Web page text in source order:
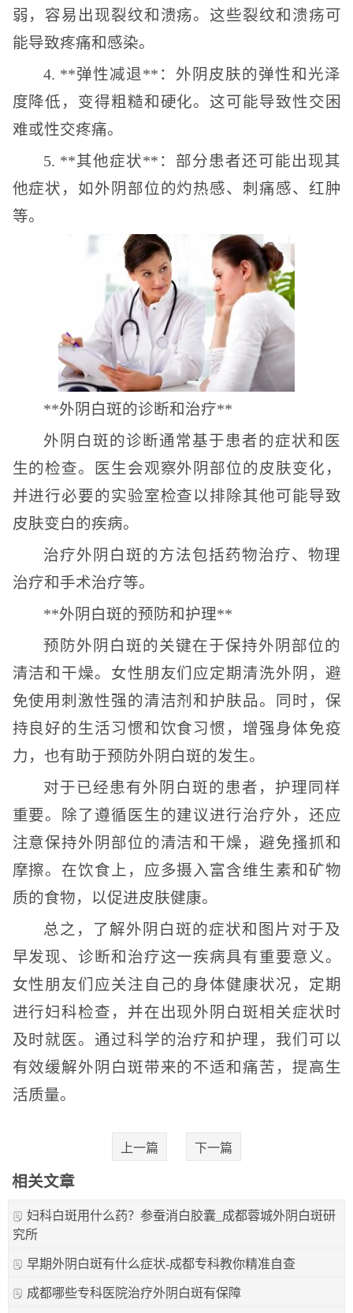
弱，容易出现裂纹和溃疡。这些裂纹和溃疡可
能导致疼痛和感染。
4. **弹性减退**：外阴皮肤的弹性和光泽
度降低，变得粗糙和硬化。这可能导致性交困
难或性交疼痛。
5. **其他症状**：部分患者还可能出现其
他症状，如外阴部位的灼热感、刺痛感、红肿
等。
**外阴白斑的诊断和治疗**
外阴白斑的诊断通常基于患者的症状和医
生的检查。医生会观察外阴部位的皮肤变化，
并进行必要的实验室检查以排除其他可能导致
皮肤变白的疾病。
治疗外阴白斑的方法包括药物治疗、物理
治疗和手术治疗等。
**外阴白斑的预防和护理**
预防外阴白斑的关键在于保持外阴部位的
清洁和干燥。女性朋友们应定期清洗外阴，避
免使用刺激性强的清洁剂和护肤品。同时，保
持良好的生活习惯和饮食习惯，增强身体免疫
力，也有助于预防外阴白斑的发生。
对于已经患有外阴白斑的患者，护理同样
重要。除了遵循医生的建议进行治疗外，还应
注意保持外阴部位的清洁和干燥，避免搔抓和
摩擦。在饮食上，应多摄入富含维生素和矿物
质的食物，以促进皮肤健康。
总之，了解外阴白斑的症状和图片对于及
早发现、诊断和治疗这一疾病具有重要意义。
女性朋友们应关注自己的身体健康状况，定期
进行妇科检查，并在出现外阴白斑相关症状时
及时就医。通过科学的治疗和护理，我们可以
有效缓解外阴白斑带来的不适和痛苦，提高生
活质量。
上一篇 下一篇
相关文章
妇科白斑用什么药？参蚕消白胶囊_成都蓉城外阴白斑研
究所
早期外阴白斑有什么症状-成都专科教你精准自查
成都哪些专科医院治疗外阴白斑有保障